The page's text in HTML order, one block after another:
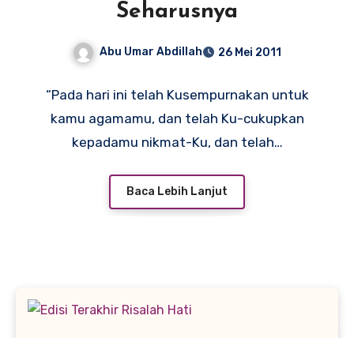
Seharusnya
Abu Umar Abdillah 26 Mei 2011
“Pada hari ini telah Kusempurnakan untuk
kamu agamamu, dan telah Ku-cukupkan
kepadamu nikmat-Ku, dan telah…
Baca Lebih Lanjut